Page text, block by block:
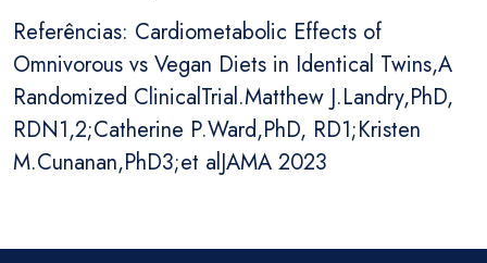
Referências: Cardiometabolic Effects of
Omnivorous vs Vegan Diets in Identical Twins,A
Randomized ClinicalTrial.Matthew J.Landry,PhD,
RDN1,2;Catherine P.Ward,PhD, RD1;Kristen
M.Cunanan,PhD3;et alJAMA 2023